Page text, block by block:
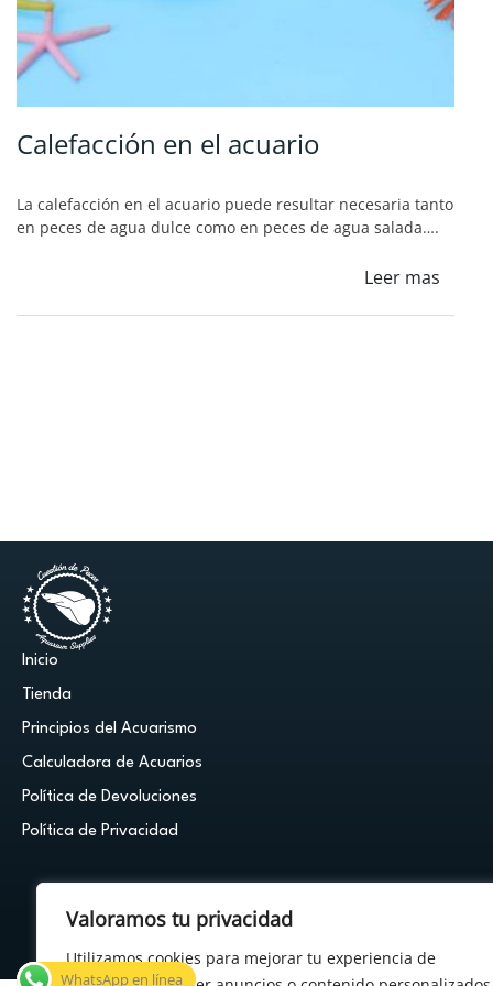
Valoramos tu privacidad
Utilizamos cookies para mejorar tu experiencia de
Calefacción en el acuario
La calefacción en el acuario puede resultar necesaria tanto
en peces de agua dulce como en peces de agua salada….
Leer mas
Inicio
Tienda
Principios del Acuarismo
Calculadora de Acuarios
Política de Devoluciones
Política de Privacidad
© 2026 Cuestión de Peces - Powered byFDF Studio
WhatsApp en línea